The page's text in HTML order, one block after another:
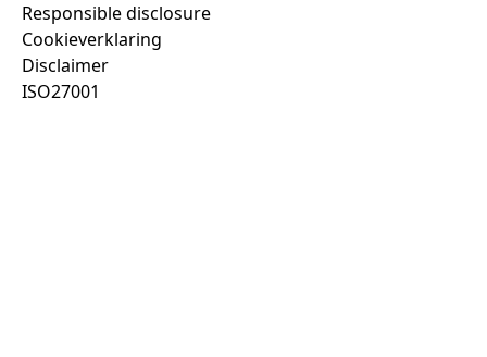
Responsible disclosure
Cookieverklaring
Disclaimer
ISO27001